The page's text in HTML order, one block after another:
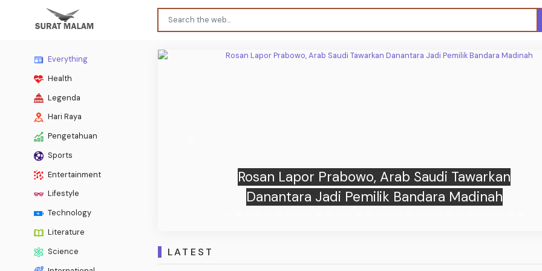
Everything
Health
Legenda
Hari Raya
Pengetahuan
Sports
Entertainment
Lifestyle
Technology
Literature
Science
Rosan Lapor Prabowo, Arab Saudi Tawarkan
Danantara Jadi Pemilik Bandara Madinah
LATEST